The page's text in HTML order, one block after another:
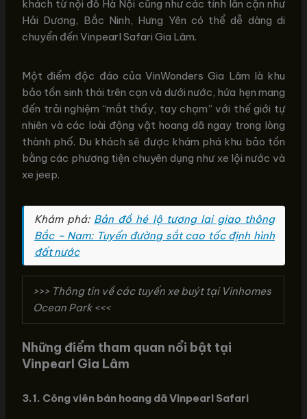
khách từ nội đô Hà Nội cũng như các tỉnh lân cận như
Hải Dương, Bắc Ninh, Hưng Yên có thể dễ dàng di
chuyển đến Vinpearl Safari Gia Lâm.
Một điểm độc đáo của VinWonders Gia Lâm là khu
bảo tồn sinh thái trên cạn và dưới nước, hứa hẹn mang
đến trải nghiệm “mắt thấy, tay chạm” với thế giới tự
nhiên và các loài động vật hoang dã ngay trong lòng
thành phố. Du khách sẽ được khám phá khu bảo tồn
bằng các phương tiện chuyên dụng như xe lội nước và
xe jeep.
Khám phá: Bản đồ hé lộ tương lai giao thông
Bắc – Nam: Tuyến đường sắt cao tốc định hình
đất nước
>>> Thông tin về các tuyến xe buýt tại Vinhomes
Ocean Park <<<
Những điểm tham quan nổi bật tại
Vinpearl Gia Lâm
3.1. Công viên bán hoang dã Vinpearl Safari